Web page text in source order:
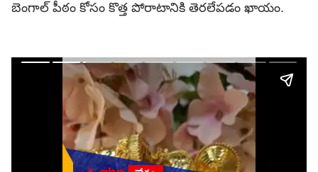
బెంగాల్ పీఠం కోసం కొత్త పోరాటానికి తెరలేపడం ఖాయం.